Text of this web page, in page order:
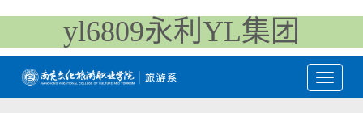
yl6809永利YL集团
Toggle